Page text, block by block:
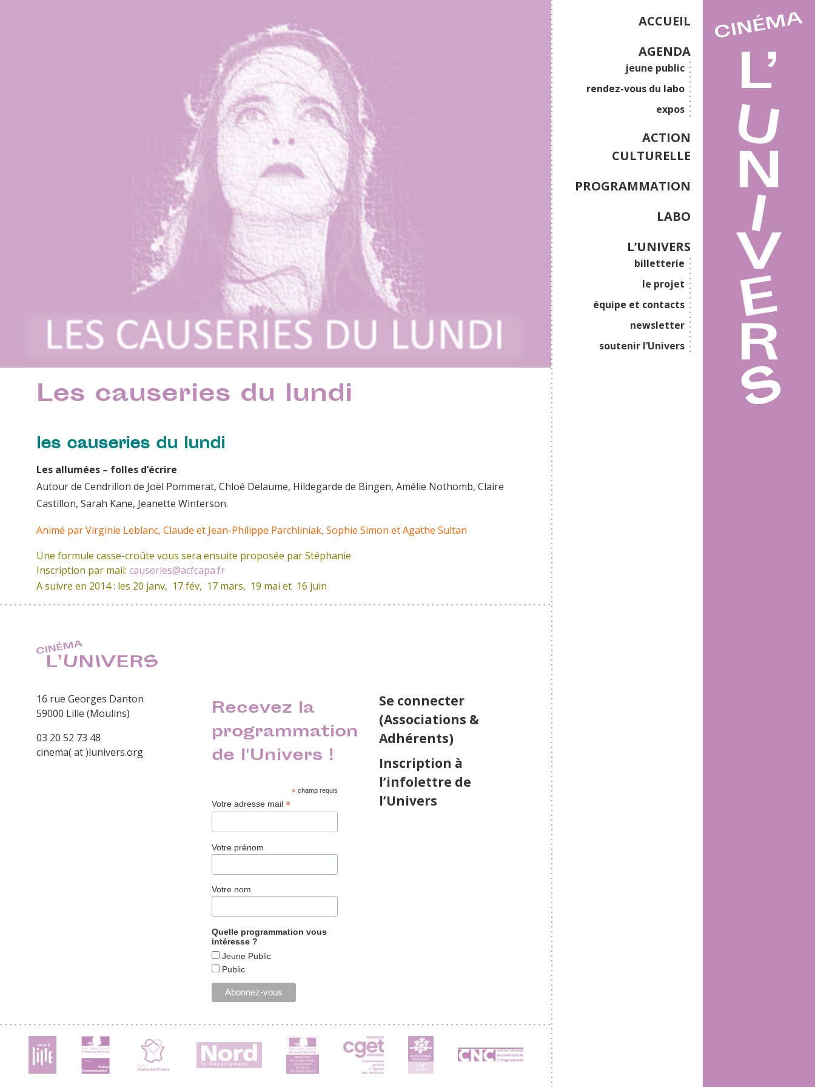
ACCUEIL
AGENDA
jeune public
rendez-vous du labo
expos
ACTION
CULTURELLE
PROGRAMMATION
LABO
L’UNIVERS
billetterie
le projet
équipe et contacts
newsletter
soutenir l’Univers
Les causeries du lundi
les causeries du lundi
Les allumées – folles d’écrire
Autour de Cendrillon de Joël Pommerat, Chloé Delaume, Hildegarde de Bingen, Amélie Nothomb, Claire
Castillon, Sarah Kane, Jeanette Winterson.
Animé par Virginie Leblanc, Claude et Jean-Philippe Parchliniak, Sophie Simon et Agathe Sultan
Une formule casse-croûte vous sera ensuite proposée par Stéphanie
Inscription par mail: causeries@acfcapa.fr
A suivre en 2014 : les 20 janv, 17 fév, 17 mars, 19 mai et 16 juin
16 rue Georges Danton
59000 Lille (Moulins)
03 20 52 73 48
cinema( at )lunivers.org
Recevez la
programmation
de l'Univers !
*champ requis
Votre adresse mail*
Votre prénom
Votre nom
Quelle programmation vous
intéresse ?
Jeune Public
Public
Se connecter
(Associations &
Adhérents)
Inscription à
l’infolettre de
l’Univers